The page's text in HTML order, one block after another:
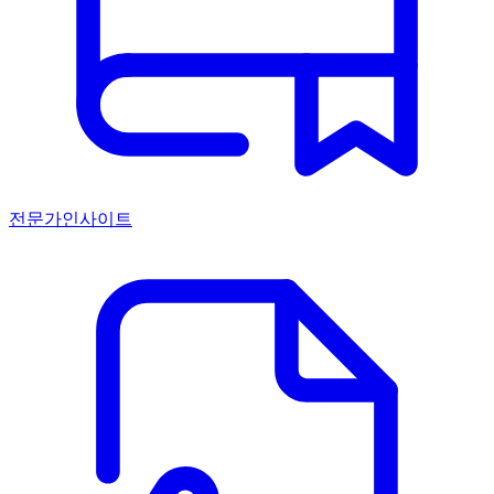
전문가인사이트